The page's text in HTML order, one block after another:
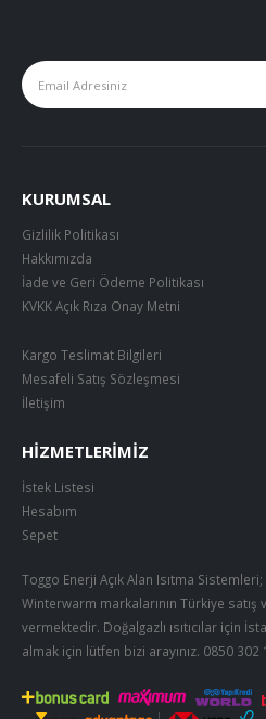
KURUMSAL
Gizlilik Politikası
Hakkımızda
İade ve Geri Ödeme Politikası
KVKK Açık Rıza Onay Metni
Kargo Teslimat Bilgileri
Mesafeli Satış Sözleşmesi
İletişim
HIZMETLERIMIZ
İstek Listesi
Hesabım
Sepet
Toggo Enerji Açık Alan Isıtma
Winterwarm markalarının Türkiye
vermektedir. Doğalgazlı ısıtıcılar için
almak için lütfen bizi arayınız. 0850 302